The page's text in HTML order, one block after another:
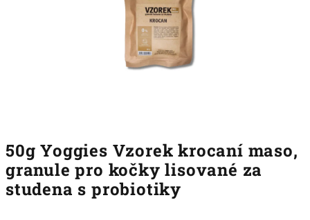
50g Yoggies Vzorek krocaní maso,
granule pro kočky lisované za
studena s probiotiky